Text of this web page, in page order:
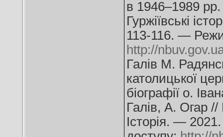
в 1946–1989
Гуржіївські
113-116. —
http://
Галів М.
католицької
біографії о.
Галів, А. Огар
Історія. —